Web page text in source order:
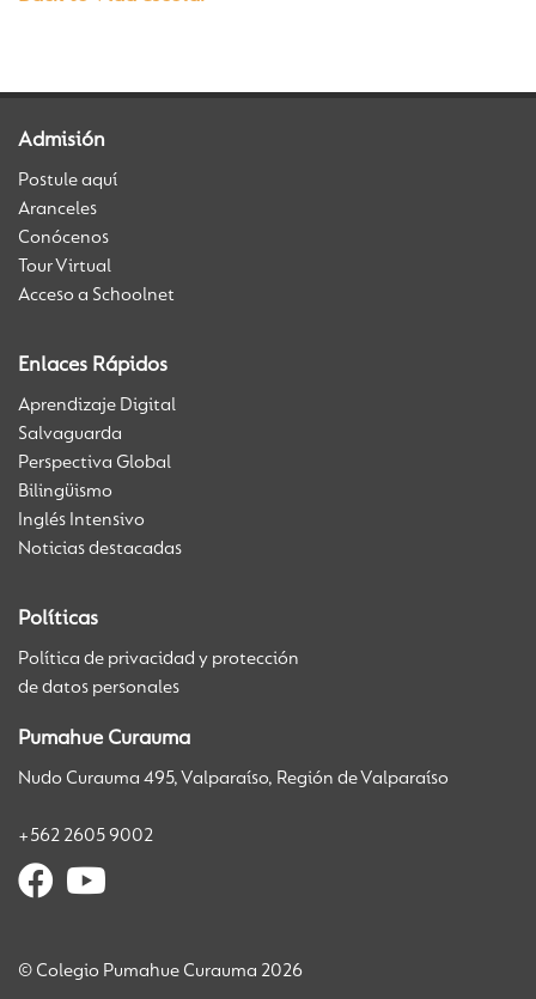
Admisión
Postule aquí
Aranceles
Conócenos
Tour Virtual
Acceso a Schoolnet
Enlaces Rápidos
Aprendizaje Digital
Salvaguarda
Perspectiva Global
Bilingüismo
Inglés Intensivo
Noticias destacadas
Políticas
Política de privacidad y protección
de datos personales
Pumahue Curauma
Nudo Curauma 495, Valparaíso, Región de Valparaíso
+562 2605 9002
© Colegio Pumahue Curauma 2026